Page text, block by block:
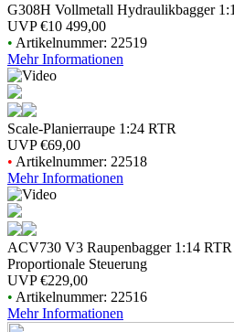
G308H Vollmetall Hydraulikbagger
UVP€10 499,00
• Artikelnummer: 22519
Mehr Informationen
Scale-Planierraupe 1:24 RTR
UVP€69,00
• Artikelnummer: 22518
Mehr Informationen
ACV730 V3 Raupenbagger 1:14 RTR
Proportionale Steuerung
UVP€229,00
• Artikelnummer: 22516
Mehr Informationen